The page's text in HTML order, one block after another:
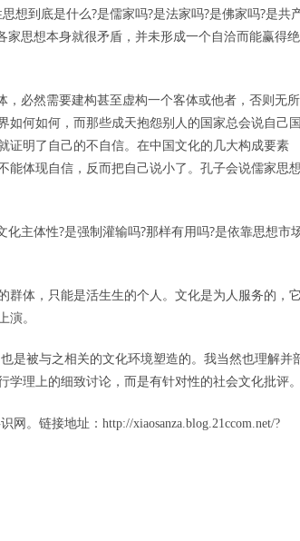
想到底是什么?是儒家吗?是法家吗?是佛家吗?是共
思想本身就很矛盾，并未形成一个自洽而能赢得绝
必然需要建构甚至虚构一个客体或他者，否则无所
何如何，而那些成天抱怨别人的国家总会说自己国
证明了自己的不自信。在中国文化的几大构成要素
体现自信，反而把自己说小了。孔子会说儒家思想
化主体性?是强制灌输吗?那样有用吗?是依靠思想市
体，只能是活生生的个人。文化是为人服务的，它
。
是被与之相关的文化环境塑造的。我当然也理解并
理上的细致讨论，而是有针对性的社会文化批评。
网。链接地址： http://xiaosanza.blog.21ccom.net/?